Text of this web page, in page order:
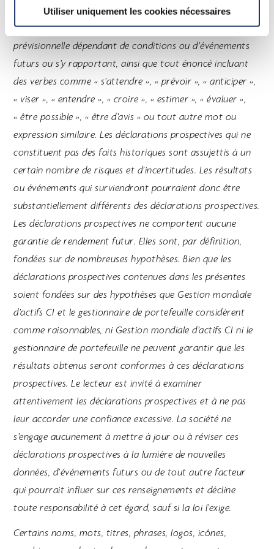
Utiliser uniquement les cookies nécessaires
document constituent des déclarations prospectives. Les
déclarations prospectives sont des énoncés de nature
prévisionnelle dépendant de conditions ou d’événements
futurs ou s’y rapportant, ainsi que tout énoncé incluant
des verbes comme « s’attendre », « prévoir », « anticiper »,
« viser », « entendre », « croire », « estimer », « évaluer »,
« être possible », « être d’avis » ou tout autre mot ou
expression similaire. Les déclarations prospectives qui ne
constituent pas des faits historiques sont assujettis à un
certain nombre de risques et d’incertitudes. Les résultats
ou événements qui surviendront pourraient donc être
substantiellement différents des déclarations prospectives.
Les déclarations prospectives ne comportent aucune
garantie de rendement futur. Elles sont, par définition,
fondées sur de nombreuses hypothèses. Bien que les
déclarations prospectives contenues dans les présentes
soient fondées sur des hypothèses que Gestion mondiale
d’actifs CI et le gestionnaire de portefeuille considèrent
comme raisonnables, ni Gestion mondiale d’actifs CI ni le
gestionnaire de portefeuille ne peuvent garantir que les
résultats obtenus seront conformes à ces déclarations
prospectives. Le lecteur est invité à examiner
attentivement les déclarations prospectives et à ne pas
leur accorder une confiance excessive. La société ne
s’engage aucunement à mettre à jour ou à réviser ces
déclarations prospectives à la lumière de nouvelles
données, d’événements futurs ou de tout autre facteur
qui pourrait influer sur ces renseignements et décline
toute responsabilité à cet égard, sauf si la loi l’exige.
Certains noms, mots, titres, phrases, logos, icônes,